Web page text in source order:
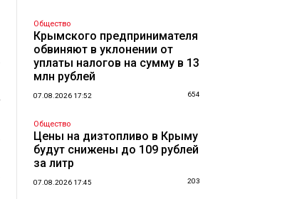
Общество
Крымского предпринимателя
обвиняют в уклонении от
уплаты налогов на сумму в 13
млн рублей
07.08.2026 17:52 654
Общество
Цены на дизтопливо в Крыму
будут снижены до 109 рублей
за литр
07.08.2026 17:45 203